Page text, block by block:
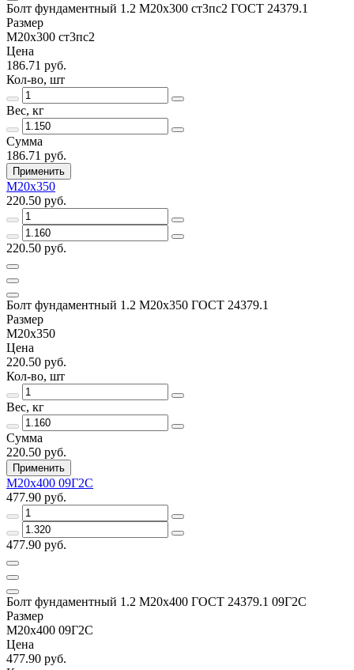
Болт фундаментный 1.2 М20х300 ст3пс2 ГОСТ 24379.1
Размер
М20х300 ст3пс2
Цена
186.71 руб.
Кол-во, шт
Вес, кг
Сумма
186.71 руб.
Применить
М20х350
220.50 руб.
220.50 руб.
Болт фундаментный 1.2 М20х350 ГОСТ 24379.1
Размер
М20х350
Цена
220.50 руб.
Кол-во, шт
Вес, кг
Сумма
220.50 руб.
Применить
М20х400 09Г2С
477.90 руб.
477.90 руб.
Болт фундаментный 1.2 М20х400 ГОСТ 24379.1 09Г2С
Размер
М20х400 09Г2С
Цена
477.90 руб.